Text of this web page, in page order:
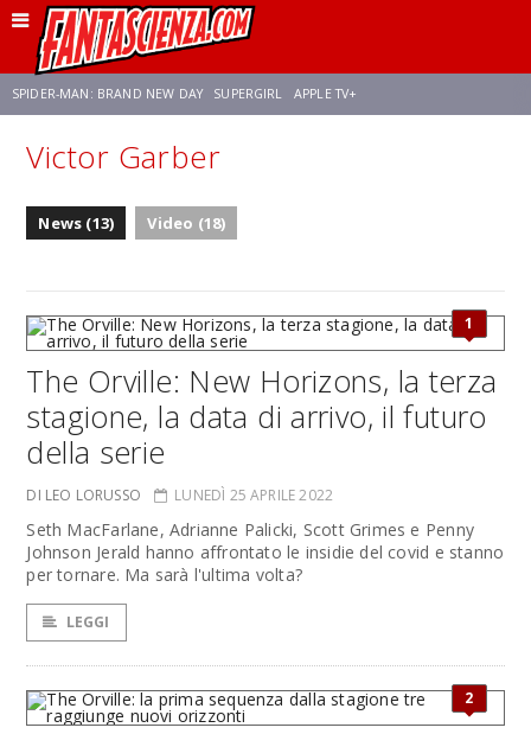
SPIDER-MAN: BRAND NEW DAY SUPERGIRL APPLE TV+
FRANCO RICCIARDIELLO ZENDAYA
Victor Garber
News (13) Video (18)
1
The Orville: New Horizons, la terza
stagione, la data di arrivo, il futuro
della serie
DI LEO LORUSSO LUNEDÌ 25 APRILE 2022
Seth MacFarlane, Adrianne Palicki, Scott Grimes e Penny
Johnson Jerald hanno affrontato le insidie del covid e stanno
per tornare. Ma sarà l'ultima volta?
LEGGI
2